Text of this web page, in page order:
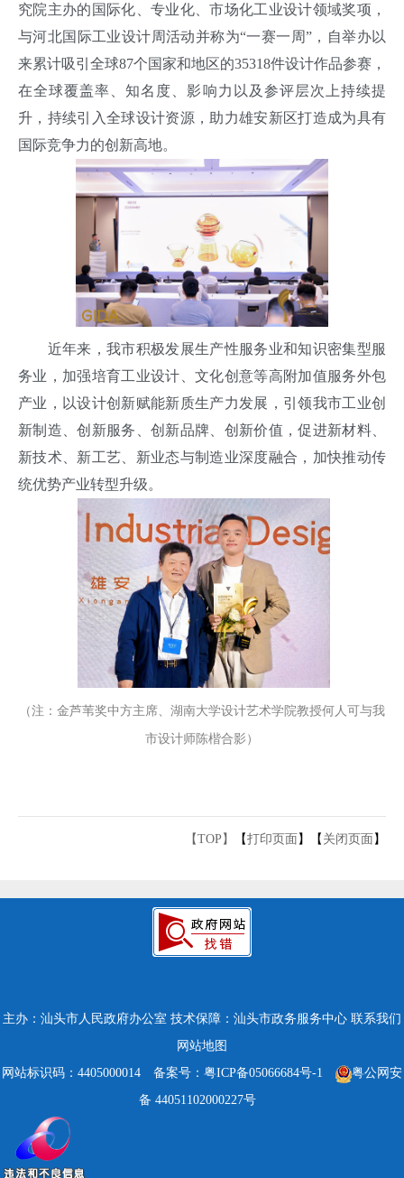
究院主办的国际化、专业化、市场化工业设计领域奖项，
与河北国际工业设计周活动并称为“一赛一周”，自举办以
来累计吸引全球87个国家和地区的35318件设计作品参赛，
在全球覆盖率、知名度、影响力以及参评层次上持续提
升，持续引入全球设计资源，助力雄安新区打造成为具有
国际竞争力的创新高地。
近年来，我市积极发展生产性服务业和知识密集型服
务业，加强培育工业设计、文化创意等高附加值服务外包
产业，以设计创新赋能新质生产力发展，引领我市工业创
新制造、创新服务、创新品牌、创新价值，促进新材料、
新技术、新工艺、新业态与制造业深度融合，加快推动传
统优势产业转型升级。
（注：金芦苇奖中方主席、湖南大学设计艺术学院教授何人可与我
市设计师陈楷合影）
【TOP】 【打印页面 】【 关闭页面 】
主办：汕头市人民政府办公室 技术保障：汕头市政务服务中心 联系我们
网站地图
网站标识码：4405000014
备案号：粤ICP备05066684号-1
粤公网安
备 44051102000227号